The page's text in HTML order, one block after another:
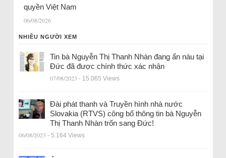
quyền Việt Nam
06/08/2026
NHIỀU NGƯỜI XEM
Tin bà Nguyễn Thị Thanh Nhàn đang ẩn náu tại
Đức đã được chính thức xác nhận
07/08/2023 - 15.065 Views
Đài phát thanh và Truyền hình nhà nước
Slovakia (RTVS) công bố thông tin bà Nguyễn
Thị Thanh Nhàn trốn sang Đức!
06/08/2023 - 5.164 Views